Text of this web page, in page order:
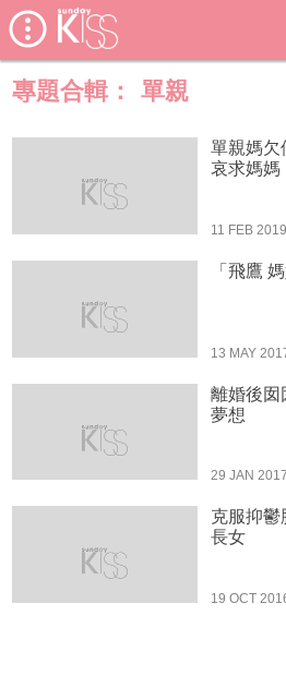
專題合輯： 單親
單親媽欠債
哀求媽媽
11 FEB 2019
13 MAY
離婚後囡
夢想
29 JAN 2017
克服抑鬱
長女
19 OCT